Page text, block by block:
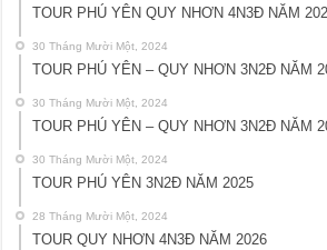
TOUR PHÚ YÊN QUY NHƠN 4N3Đ NĂM
30 Tháng Mười Một, 2024
TOUR PHÚ YÊN – QUY NHƠN 3N2Đ NĂM
30 Tháng Mười Một, 2024
TOUR PHÚ YÊN – QUY NHƠN 3N2Đ NĂM
30 Tháng Mười Một, 2024
TOUR PHÚ YÊN 3N2Đ NĂM 2025
28 Tháng Mười Một, 2024
TOUR QUY NHƠN 4N3Đ NĂM 2026